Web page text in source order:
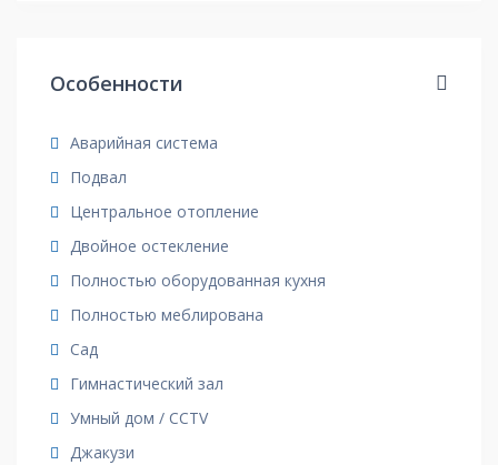
Особенности
Аварийная система
Подвал
Центральное отопление
Двойное остекление
Полностью оборудованная кухня
Полностью меблирована
Сад
Гимнастический зал
Умный дом / CCTV
Джакузи